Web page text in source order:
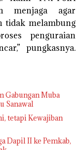
menjaga agar
tidak melambung
penguraian
pungkasnya.
Gabungan Muba
Sanawal
tetapi Kewajiban
Dapil II ke Pemkab,